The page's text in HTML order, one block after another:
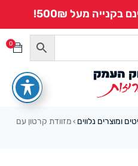
מעל 500₪!
0
ומוצרים נלווים › מזוודת קרטון עם